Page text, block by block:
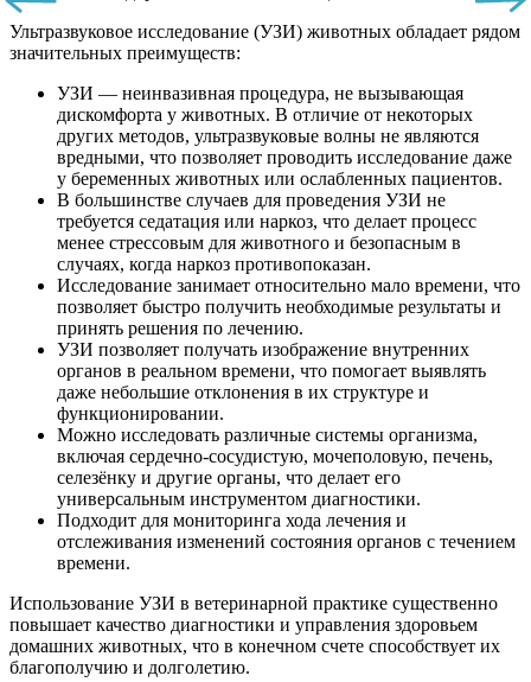
Ультразвуковое исследование (УЗИ) животных обладает рядом
значительных преимуществ:
УЗИ — неинвазивная процедура, не вызывающая
дискомфорта у животных. В отличие от некоторых
других методов, ультразвуковые волны не являются
вредными, что позволяет проводить исследование даже
у беременных животных или ослабленных пациентов.
В большинстве случаев для проведения УЗИ не
требуется седатация или наркоз, что делает процесс
менее стрессовым для животного и безопасным в
случаях, когда наркоз противопоказан.
Исследование занимает относительно мало времени, что
позволяет быстро получить необходимые результаты и
принять решения по лечению.
УЗИ позволяет получать изображение внутренних
органов в реальном времени, что помогает выявлять
даже небольшие отклонения в их структуре и
функционировании.
Можно исследовать различные системы организма,
включая сердечно-сосудистую, мочеполовую, печень,
селезёнку и другие органы, что делает его
универсальным инструментом диагностики.
Подходит для мониторинга хода лечения и
отслеживания изменений состояния органов с течением
времени.
Использование УЗИ в ветеринарной практике существенно
повышает качество диагностики и управления здоровьем
домашних животных, что в конечном счете способствует их
благополучию и долголетию.